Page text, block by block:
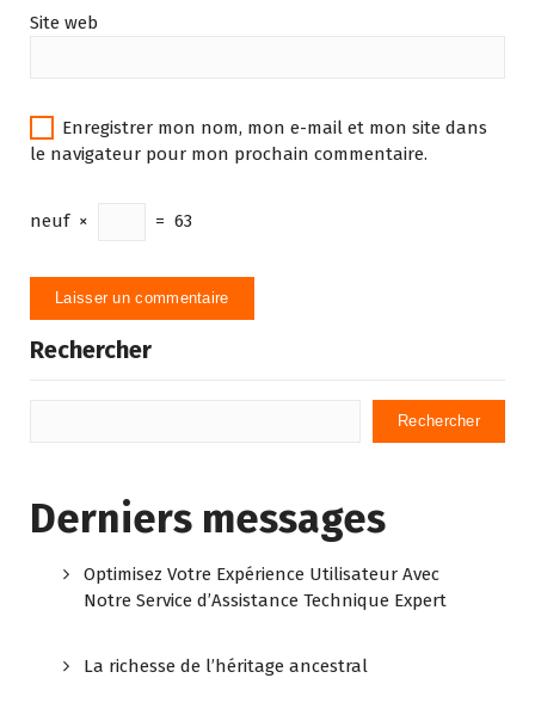
Site web
Enregistrer mon nom, mon e-mail et mon site dans
le navigateur pour mon prochain commentaire.
neuf × = 63
Rechercher
Rechercher
Derniers messages
Optimisez Votre Expérience Utilisateur Avec
Notre Service d’Assistance Technique Expert
La richesse de l’héritage ancestral